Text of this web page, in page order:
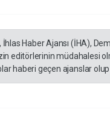
Haber Ajansı (İHA),
editörlerinin müdahalesi
haberi geçen ajanslar